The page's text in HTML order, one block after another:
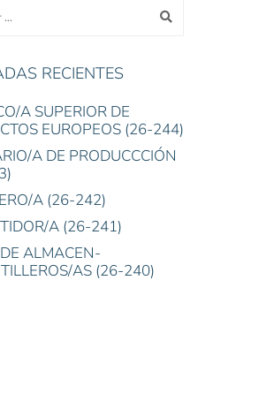
RECIENTES
A SUPERIOR DE
EUROPEOS (26-244)
A DE PRODUCCCIÓN
A (26-242)
A (26-241)
ALMACEN-
AS (26-240)